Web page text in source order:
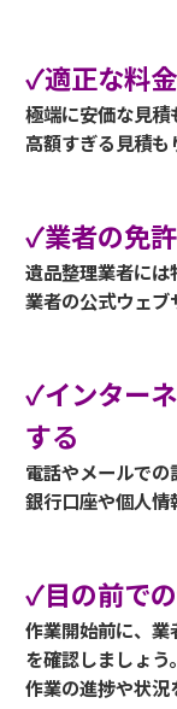
✓適正な料
極端に安価な見積
高額すぎる見積も
✓業者の免
遺品整理業者には
業者の公式ウェブ
✓インター
する
電話やメールでの
銀行口座や個人情
✓目の前で
作業開始前に、業
を確認しましょう。
作業の進捗や状況